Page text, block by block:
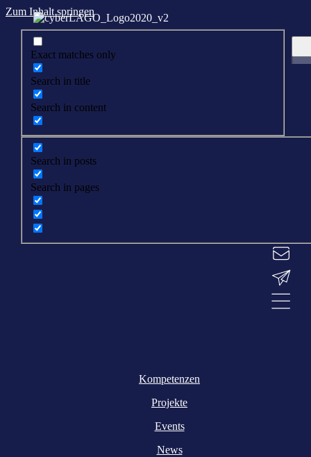
Zum Inhalt springen
Exact matches only
Search in title
Search in content
Search in posts
Search in pages
Kompetenzen
Projekte
Events
News